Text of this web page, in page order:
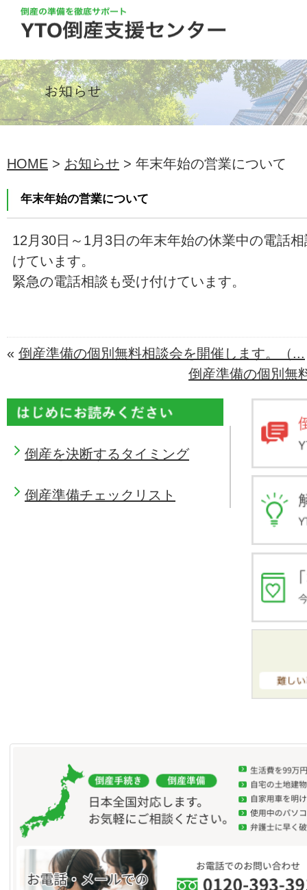
倒産を決断するタイミング
倒産準備チェックリスト
HOME > お知らせ > 年末年始の営業について
年末年始の営業について
12月30日～1月3日の年末年始の休業中の電話
けています。
緊急の電話相談も受け付けています。
« 倒産準備の個別無料相談会を開催します。（...
倒産準備の個別無